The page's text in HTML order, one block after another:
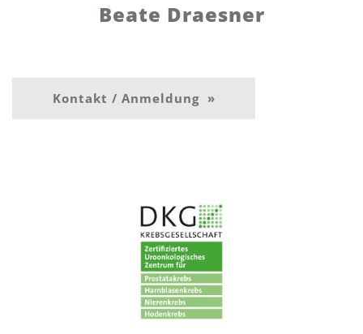
Beate Draesner
Kontakt / Anmeldung »